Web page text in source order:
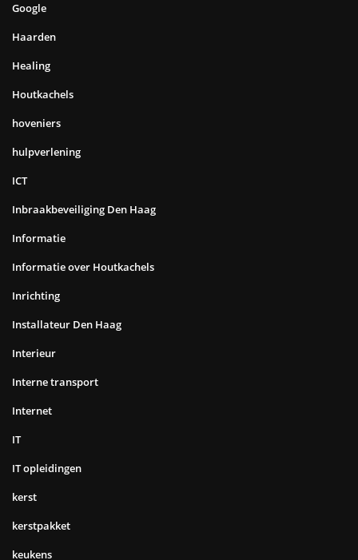
Google
Haarden
Healing
Houtkachels
hoveniers
hulpverlening
ICT
Inbraakbeveiliging Den Haag
Informatie
Informatie over Houtkachels
Inrichting
Installateur Den Haag
Interieur
Interne transport
Internet
IT
IT opleidingen
kerst
kerstpakket
keukens